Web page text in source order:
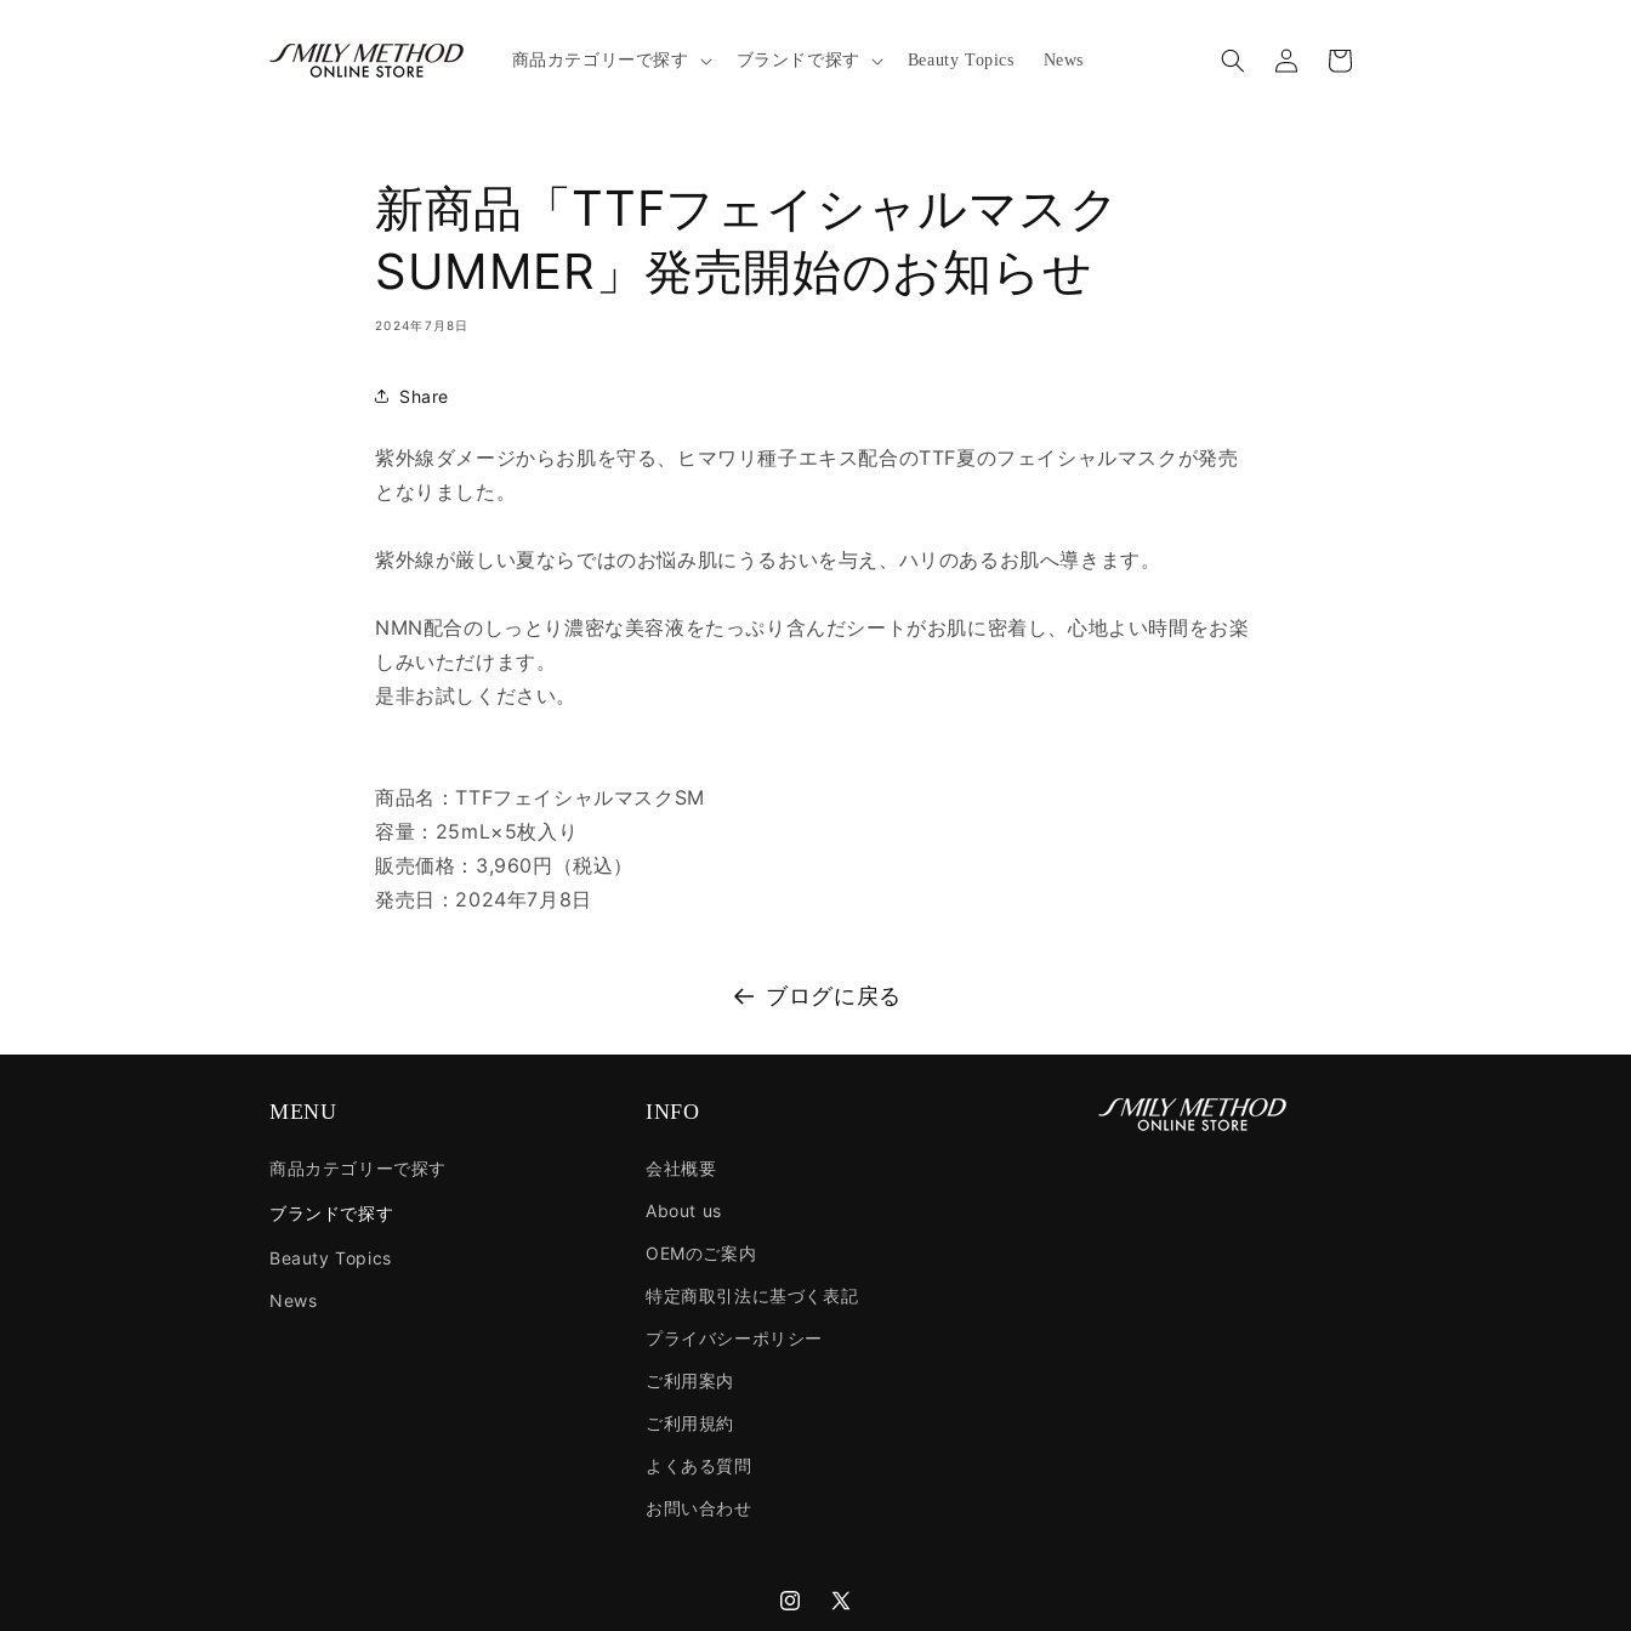
商品カテゴリーで探す ブランドで探す Beauty Topics News
グ
イ
ー
新商品「TTFフェイシャルマスク
SUMMER」発売開始のお知らせ
2024年7月8日
Share
紫外線ダメージからお肌を守る、ヒマワリ種子エキス配合のTTF夏のフェイシャルマスクが発売
となりました。
紫外線が厳しい夏ならではのお悩み肌にうるおいを与え、ハリのあるお肌へ導きます。
NMN配合のしっとり濃密な美容液をたっぷり含んだシートがお肌に密着し、心地よい時間をお楽
しみいただけます。
是非お試しください。
商品名：TTFフェイシャルマスクSM
容量：25mL×5枚入り
販売価格：3,960円（税込）
発売日：2024年7月8日
ブログに戻る
MENU
商品カテゴリーで探す
ブランドで探す
Beauty Topics
News
INFO
会社概要
About us
OEMのご案内
特定商取引法に基づく表記
プライバシーポリシー
ご利用案内
ご利用規約
よくある質問
お問い合わせ
Instagram
X